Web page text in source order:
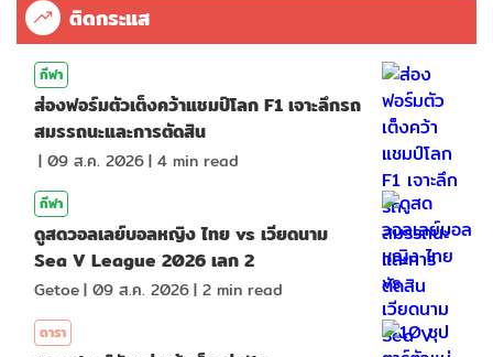
ติดกระแส
กีฬา
ส่องฟอร์มตัวเต็งคว้าแชมป์โลก F1 เจาะลึกรถ
สมรรถนะและการตัดสิน
| 09 ส.ค. 2026| 4 min read
กีฬา
ดูสดวอลเลย์บอลหญิง ไทย vs เวียดนาม
Sea V League 2026 เลก 2
Getoe| 09 ส.ค. 2026| 2 min read
ดารา